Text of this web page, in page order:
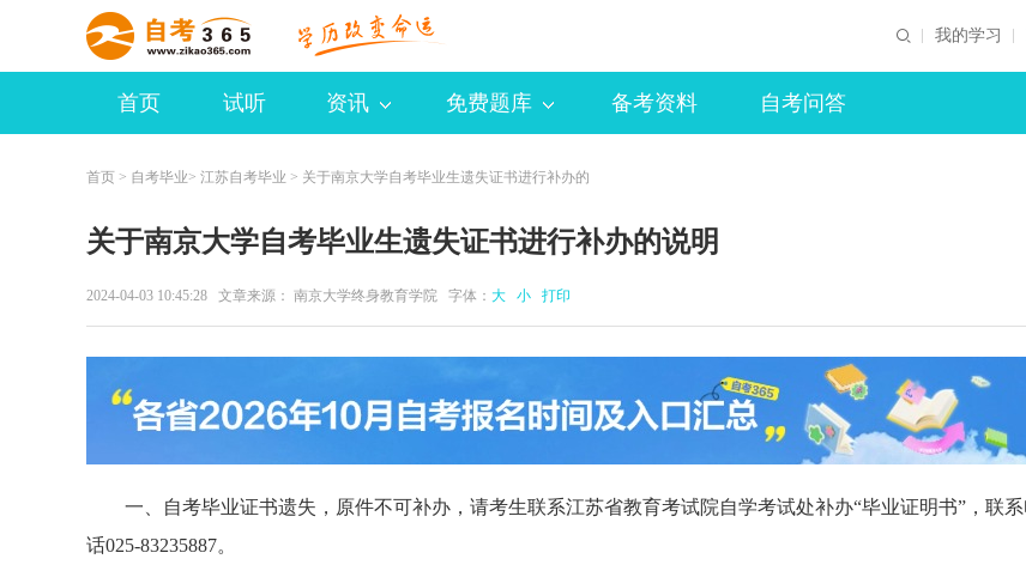
我的学习
首页 试听 资讯 免费题库 备考资料 自考问答
首页 > 自考毕业> 江苏自考毕业 > 关于南京大学自考毕业生遗失证书进行补办的
关于南京大学自考毕业生遗失证书进行补办的说明
2024-04-03 10:45:28 文章来源： 南京大学终身教育学院 字体： 大 小 打印
一、自考毕业证书遗失，原件不可补办，请考生联系江苏省教育考试院自学考试处补办“毕业证明书”，联
话025-83235887。